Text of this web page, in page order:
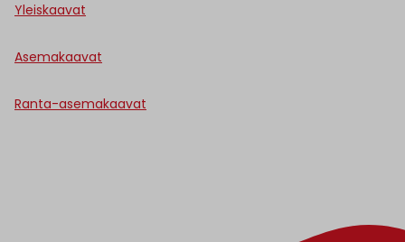
Yleiskaavat
Asemakaavat
Ranta-asemakaavat